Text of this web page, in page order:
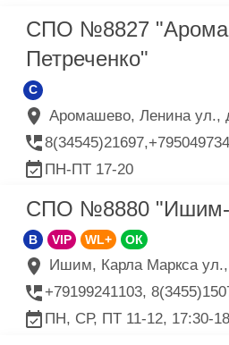
СПО №8827
Петреченко"
C
Аромашево, Ленина ул.,
ПН-ПТ 17-20
СПО №8880 "Ишим-
B VIP WL+ ОК
Ишим, Карла Маркса
+79199241103,
ПН, СР, ПТ 11-12, 17:30-